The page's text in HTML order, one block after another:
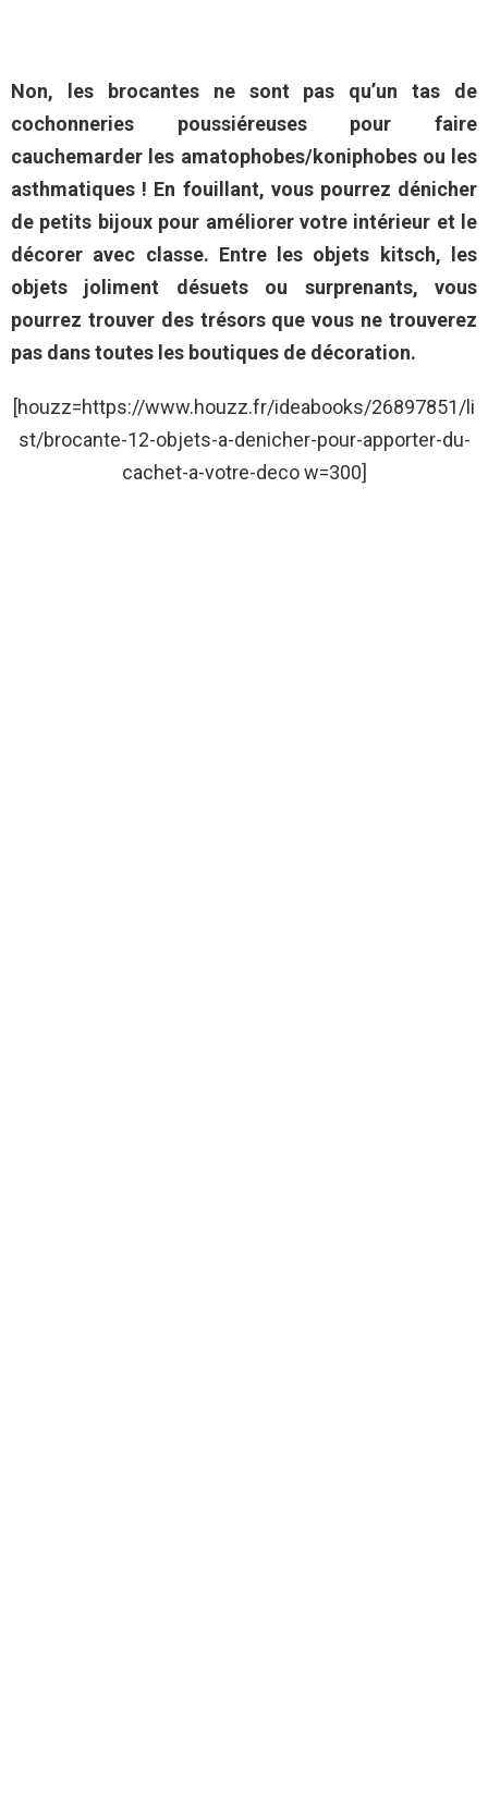
Non, les brocantes ne sont pas qu’un tas de
cochonneries poussiéreuses pour faire
cauchemarder les amatophobes/koniphobes ou les
asthmatiques ! En fouillant, vous pourrez dénicher
de petits bijoux pour améliorer votre intérieur et le
décorer avec classe. Entre les objets kitsch, les
objets joliment désuets ou surprenants, vous
pourrez trouver des trésors que vous ne trouverez
pas dans toutes les boutiques de décoration.
[houzz=https://www.houzz.fr/ideabooks/26897851/li
st/brocante-12-objets-a-denicher-pour-apporter-du-
cachet-a-votre-deco w=300]